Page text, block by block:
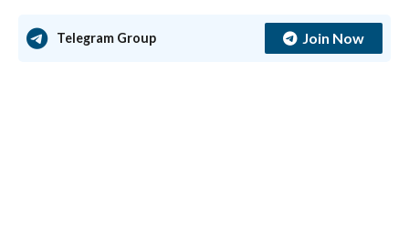
Telegram Group Join Now